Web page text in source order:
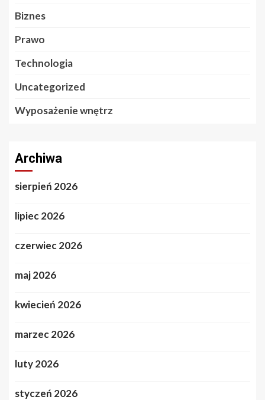
Biznes
Prawo
Technologia
Uncategorized
Wyposażenie wnętrz
Archiwa
sierpień 2026
lipiec 2026
czerwiec 2026
maj 2026
kwiecień 2026
marzec 2026
luty 2026
styczeń 2026